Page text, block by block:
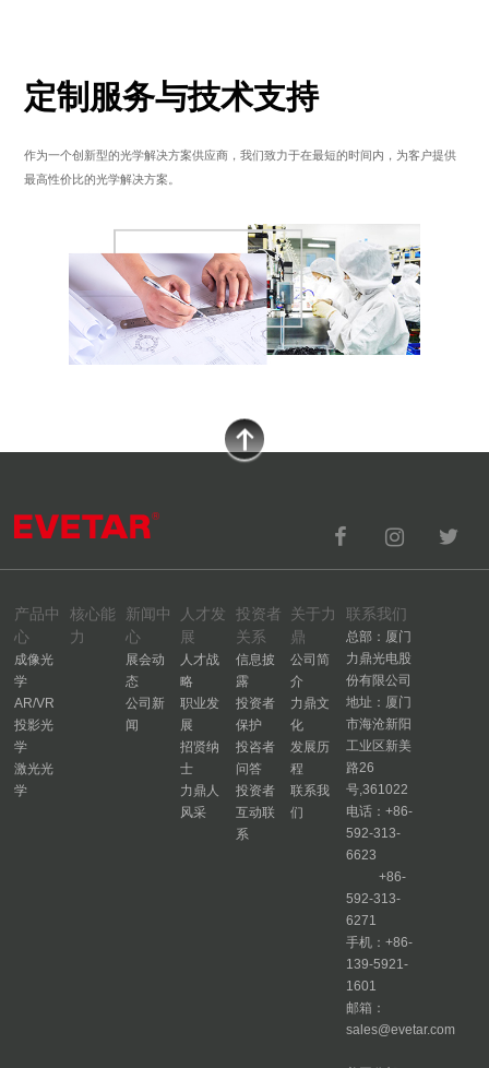
定制服务与技术支持
作为一个创新型的光学解决方案供应商，我们致力于在最短的时间内，为客户提供
最高性价比的光学解决方案。
产品中
心
成像光
学
AR/VR
投影光
学
激光光
学
核心能
力
新闻中
心
展会动
态
公司新
闻
人才发
展
人才战
略
职业发
展
招贤纳
士
力鼎人
风采
投资者
关系
信息披
露
投资者
保护
投咨者
问答
投资者
互动联
系
关于力
鼎
公司简
介
力鼎文
化
发展历
程
联系我
们
联系我们
总部：厦门
力鼎光电股
份有限公司
地址：厦门
市海沧新阳
工业区新美
路26
号,361022
电话：+86-
592-313-
6623
+86-
592-313-
6271
手机：+86-
139-5921-
1601
邮箱：
sales@evetar.com